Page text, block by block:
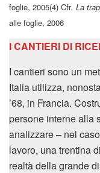
foglie, 2005(4) Cfr. La
alle foglie, 2006
I CANTIERI DI
I cantieri sono un
Italia utilizza,
’68, in Francia.
persone interne alla
analizzare – nel
lavoro, una trentina
realtà della grande